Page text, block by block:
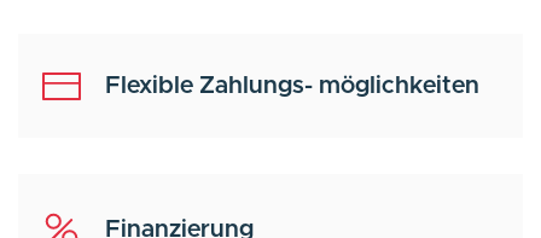
Flexible Zahlungs- möglichkeiten
Finanzierung